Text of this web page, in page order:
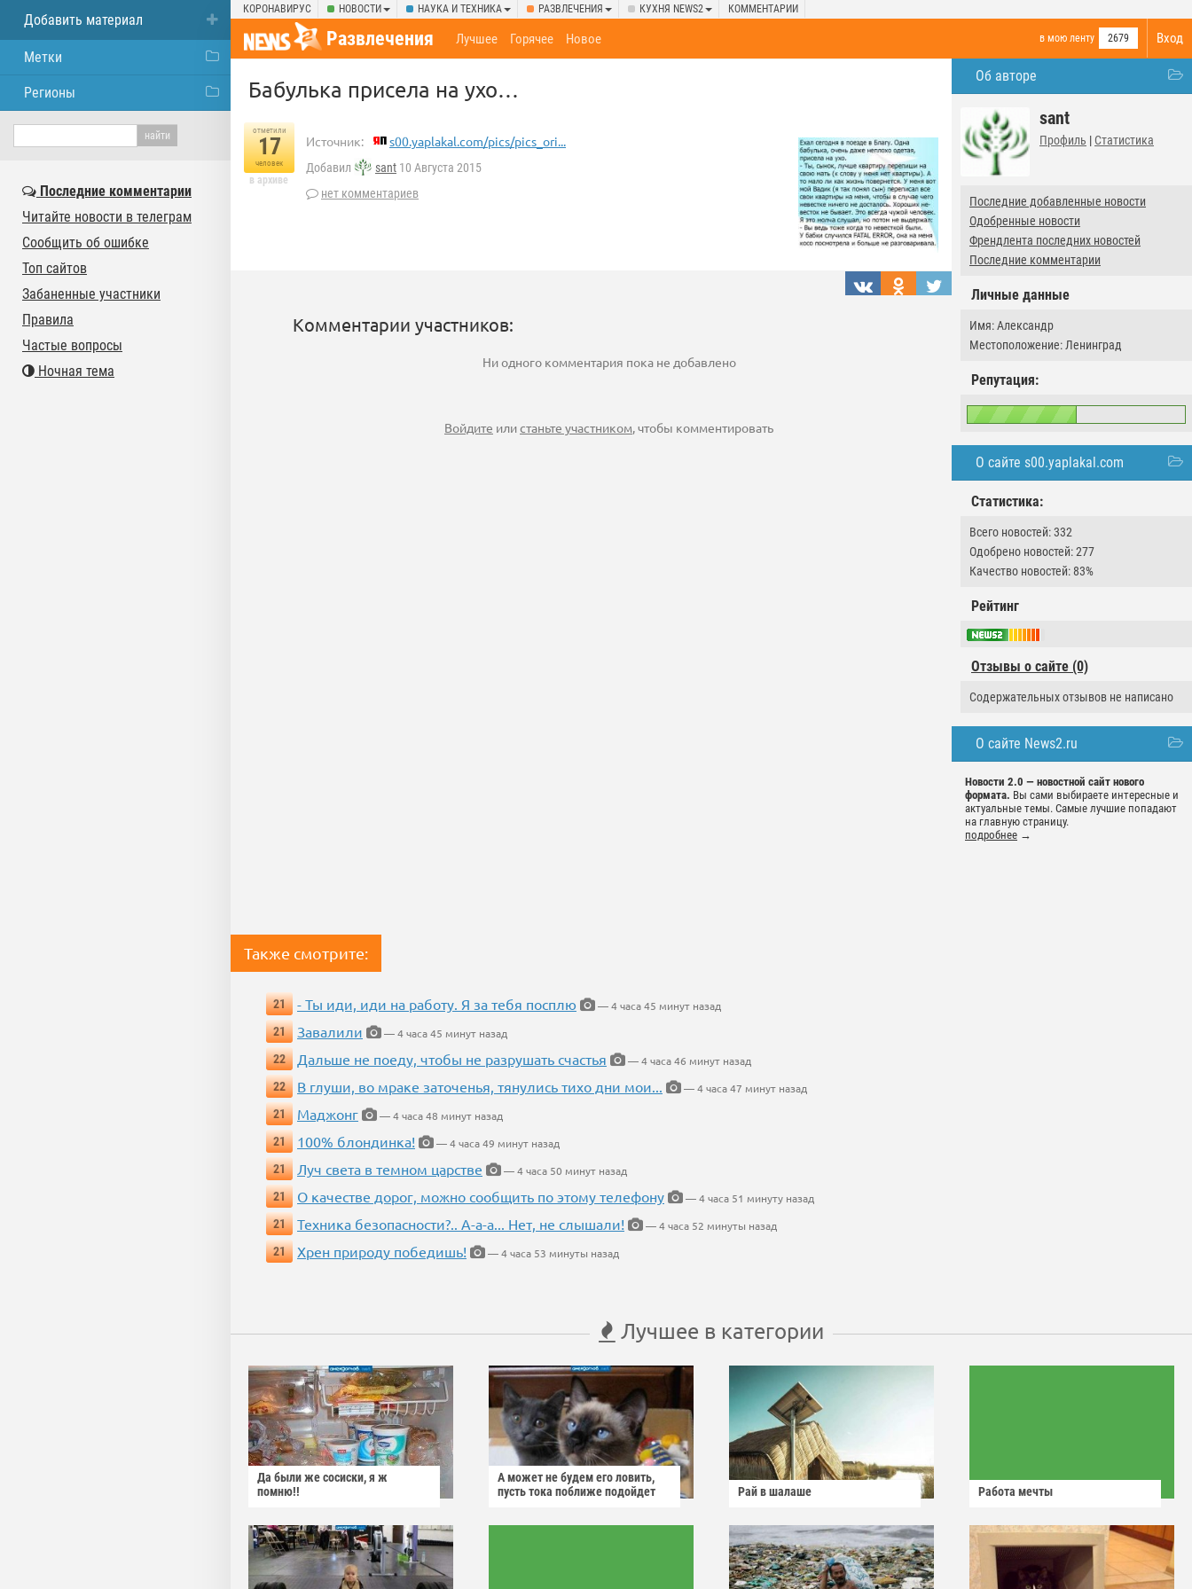
КОРОНАВИРУС НОВОСТИ НАУКА И ТЕХНИКА РАЗВЛЕЧЕНИЯ КУХНЯ NEWS2 КОММЕНТАРИИ
Вход
Развлечения в мою ленту 2679
Лучшее Горячее Новое
Об авторе
sant
Профиль | Статистика
Последние добавленные новости
Одобренные новости
Френдлента последних новостей
Последние комментарии
Личные данные
Имя: Александр
Местоположение: Ленинград
Репутация:
О сайте s00.yaplakal.com
Статистика:
Всего новостей: 332
Одобрено новостей: 277
Качество новостей: 83%
Рейтинг
Отзывы о сайте (0)
Содержательных отзывов не написано
О сайте News2.ru
Новости 2.0 — новостной сайт нового
формата. Вы сами выбираете интересные и
актуальные темы. Самые лучшие попадают
на главную страницу.
подробнее →
Бабулька присела на ухо…
отметили
17
человек
в архиве
Источник: s00.yaplakal.com/pics/pics_ori...
Добавил sant 10 Августа 2015
нет комментариев
Комментарии участников:
Ни одного комментария пока не добавлено
Войдите илистаньте участником, чтобы комментировать
Также смотрите:
21 - Ты иди, иди на работу. Я за тебя посплю
— 4 часа 45 минут назад
21
Завалили
— 4 часа 45 минут назад
22
Дальше не поеду, чтобы не разрушать счастья
— 4 часа 46 минут назад
22
В глуши, во мраке заточенья, тянулись тихо дни мои...
— 4 часа 47 минут назад
21
Маджонг
— 4 часа 48 минут назад
21
100% блондинка!
— 4 часа 49 минут назад
21
Луч света в темном царстве
— 4 часа 50 минут назад
21
О качестве дорог, можно сообщить по этому телефону
— 4 часа 51 минуту назад
21
Техника безопасности?.. А-а-а... Нет, не слышали!
— 4 часа 52 минуты назад
21
Хрен природу победишь! — 4 часа 53 минуты назад
Лучшее в категории
Да были же сосиски, я ж
помню!!
А может не будем его ловить,
пусть тока поближе подойдет
Рай в шалаше Работа мечты
Добавить материал
Метки
Регионы
Последние комментарии
Читайте новости в телеграм
Сообщить об ошибке
Топ сайтов
Забаненные участники
Правила
Частые вопросы
Ночная тема